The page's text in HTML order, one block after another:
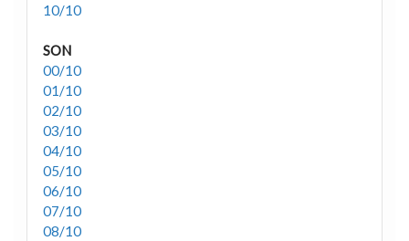
10/10
SON
00/10
01/10
02/10
03/10
04/10
05/10
06/10
07/10
08/10